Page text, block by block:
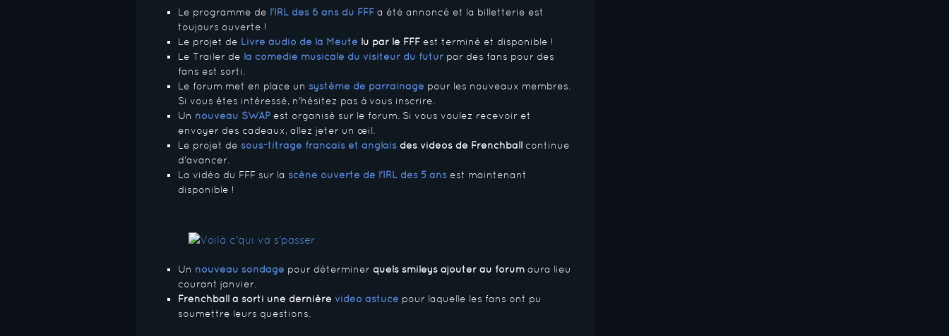
Le programme de l'IRL des 6 ans du FFF a été annoncé et la billetterie est
toujours ouverte !
Le projet de Livre audio de la Meute lu par le FFF est terminé et disponible !
Le Trailer de la comédie musicale du visiteur du futur par des fans pour des
fans est sorti.
Le forum met en place un système de parrainage pour les nouveaux membres.
Si vous êtes intéressé, n'hésitez pas à vous inscrire.
Un nouveau SWAP est organisé sur le forum. Si vous voulez recevoir et
envoyer des cadeaux, allez jeter un œil.
Le projet de sous-titrage français et anglais des vidéos de Frenchball continue
d'avancer.
La vidéo du FFF sur la scène ouverte de l'IRL des 5 ans est maintenant
disponible !
Un nouveau sondage pour déterminer quels smileys ajouter au forum aura lieu
courant janvier.
Frenchball a sorti une dernière vidéo astuce pour laquelle les fans ont pu
soumettre leurs questions.